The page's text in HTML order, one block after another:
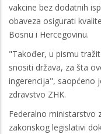
vakcine bez dodatnih
obaveza osigurati
Bosnu i Hercegovinu.
"Također, u pismu
snositi država, za šta
ingerencija", saopćeno
zdravstvo ZHK.
Federalno ministarstvo
zakonskog legislativi